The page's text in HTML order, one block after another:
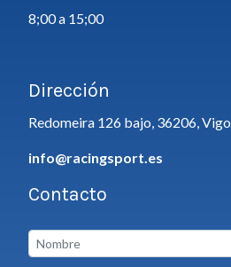
8;00 a 15;00
Dirección
Redomeira 126 bajo, 36206, Vigo
info@racingsport.es
Contacto